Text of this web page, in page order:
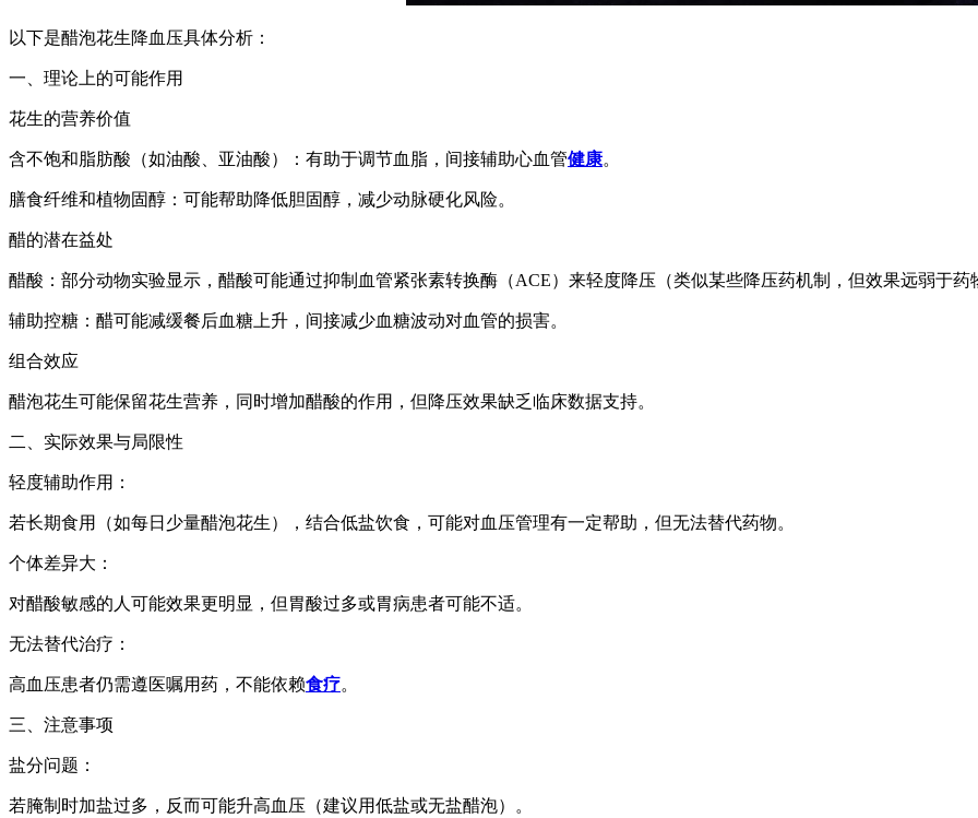
以下是醋泡花生降血压具体分析：
一、理论上的可能作用
花生的营养价值
含不饱和脂肪酸（如油酸、亚油酸）：有助于调节血脂，间接辅助心血管健康。
膳食纤维和植物固醇：可能帮助降低胆固醇，减少动脉硬化风险。
醋的潜在益处
醋酸：部分动物实验显示，醋酸可能通过抑制血管紧张素转换酶（ACE）来轻度降压（类似某些降压药机制，但效果远弱于药
辅助控糖：醋可能减缓餐后血糖上升，间接减少血糖波动对血管的损害。
组合效应
醋泡花生可能保留花生营养，同时增加醋酸的作用，但降压效果缺乏临床数据支持。
二、实际效果与局限性
轻度辅助作用：
若长期食用（如每日少量醋泡花生），结合低盐饮食，可能对血压管理有一定帮助，但无法替代药物。
个体差异大：
对醋酸敏感的人可能效果更明显，但胃酸过多或胃病患者可能不适。
无法替代治疗：
高血压患者仍需遵医嘱用药，不能依赖食疗。
三、注意事项
盐分问题：
若腌制时加盐过多，反而可能升高血压（建议用低盐或无盐醋泡）。